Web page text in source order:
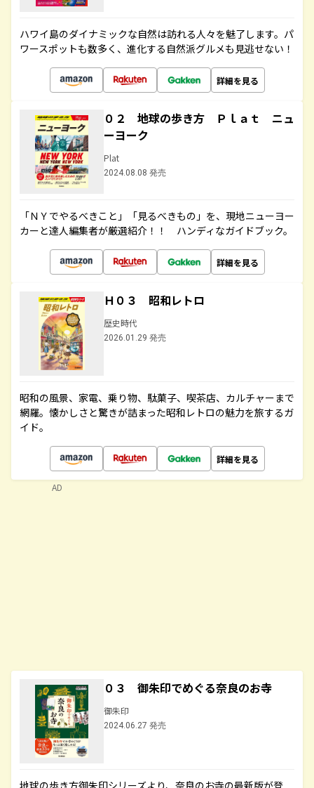
ハワイ島のダイナミックな自然は訪れる人々を魅了します。パ
ワースポットも数多く、進化する自然派グルメも見逃せない！
詳細を見る
０２ 地球の歩き方 Ｐｌａｔ ニュ
ーヨーク
Plat
2024.08.08 発売
「ＮＹでやるべきこと」「見るべきもの」を、現地ニューヨー
カーと達人編集者が厳選紹介！！ ハンディなガイドブック。
詳細を見る
Ｈ０３ 昭和レトロ
歴史時代
2026.01.29 発売
昭和の風景、家電、乗り物、駄菓子、喫茶店、カルチャーまで
網羅。懐かしさと驚きが詰まった昭和レトロの魅力を旅するガ
イド。
詳細を見る
０３ 御朱印でめぐる奈良のお寺
御朱印
2024.06.27 発売
地球の歩き方御朱印シリーズより、奈良のお寺の最新版が登
AD